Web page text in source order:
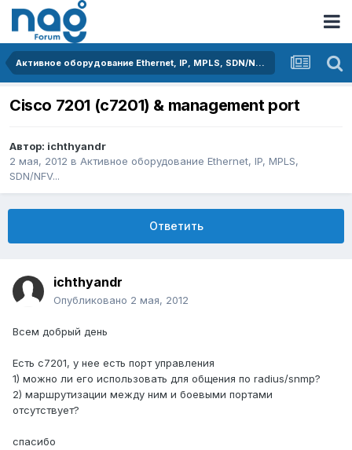
Активное оборудование Ethernet, IP, MPLS, SDN/NFV...
Cisco 7201 (c7201) & management port
Автор: ichthyandr
2 мая, 2012 в Активное оборудование Ethernet, IP, MPLS,
SDN/NFV...
Ответить
ichthyandr
Опубликовано 2 мая, 2012
Всем добрый день
Есть с7201, у нее есть порт управления
1) можно ли его использовать для общения по radius/snmp?
2) маршрутизации между ним и боевыми портами
отсутствует?
спасибо